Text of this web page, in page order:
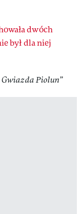
dwóch
był dla niej
Piolun”